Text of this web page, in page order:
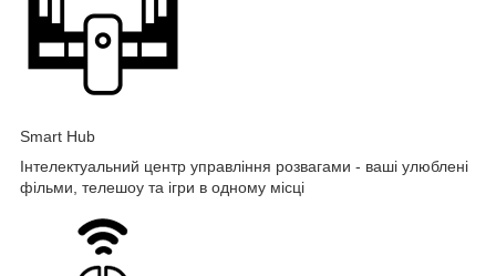
Smart Hub
Інтелектуальний центр управління розвагами - ваші улюблені
фільми, телешоу та ігри в одному місці